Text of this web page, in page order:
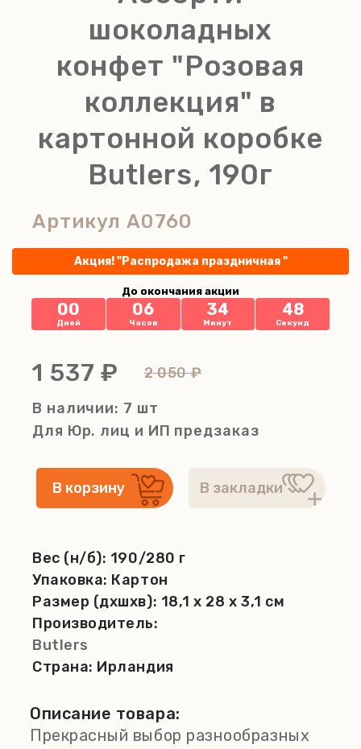
шоколадных
конфет "Розовая
коллекция" в
картонной коробке
Butlers, 190г
АртикулA0760
Акция! "Распродажа праздничная "
До окончания акции
00
Дней
06
Часов
34
Минут
47
Секунд
1 537 ₽
2 050 ₽
В наличии: 7 шт
Для Юр. лиц и ИП предзаказ
Вес (н/б): 190/280 г
Упаковка: Картон
Размер (дхшхв): 18,1 x 28 x 3,1 см
Производитель:
Butlers
Страна: Ирландия
Описание товара:
Прекрасный выбор разнообразных